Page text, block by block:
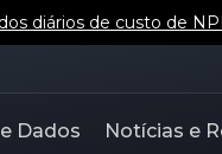
diários de custo de
Dados Notícias e